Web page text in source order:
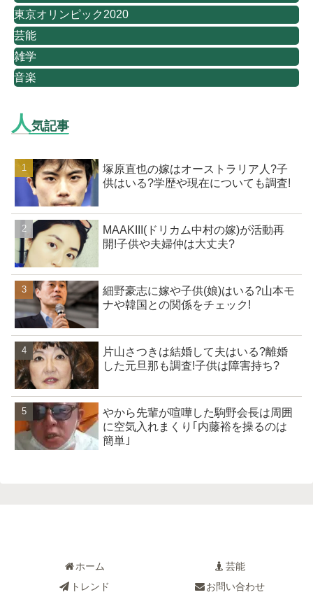
東京オリンピック2020
芸能
雑学
音楽
人気記事
塚原直也の嫁はオーストラリア人?子
供はいる?学歴や現在についても調査!
MAAKIII(ドリカム中村の嫁)が活動再
開!子供や夫婦仲は大丈夫?
細野豪志に嫁や子供(娘)はいる?山本モ
ナや韓国との関係をチェック!
片山さつきは結婚して夫はいる?離婚
した元旦那も調査!子供は障害持ち?
やから先輩が喧嘩した駒野会長は周囲
に空気入れまくり｢内藤裕を操るのは
簡単｣
ホーム
芸能
トレンド
お問い合わせ